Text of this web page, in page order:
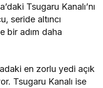
Tsugaru Kanalı’nı
seride altıncı
bir adım daha
en zorlu yedi açık
Tsugaru Kanalı ise